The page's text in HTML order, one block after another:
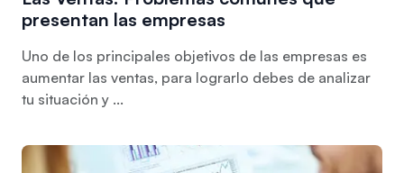
presentan las empresas
Uno de los principales objetivos de las empresas es
aumentar las ventas, para lograrlo debes de analizar
tu situación y ...